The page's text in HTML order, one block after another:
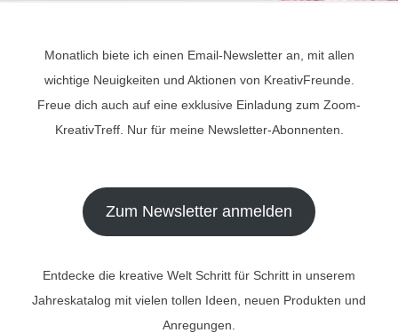
Monatlich biete ich einen Email-Newsletter an, mit allen
wichtige Neuigkeiten und Aktionen von KreativFreunde.
Freue dich auch auf eine exklusive Einladung zum Zoom-
KreativTreff. Nur für meine Newsletter-Abonnenten.
Zum Newsletter anmelden
Entdecke die kreative Welt Schritt für Schritt in unserem
Jahreskatalog mit vielen tollen Ideen, neuen Produkten und
Anregungen.